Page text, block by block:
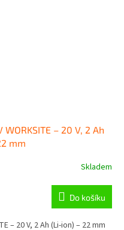
– 20 V, 2 Ah
mm
Skladem
Do košíku
– 20 V, 2 Ah (Li-ion) – 22 mm